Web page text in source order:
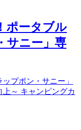
ポータブル
サニー」専
プポン・サニー」
～ キャンピングカ